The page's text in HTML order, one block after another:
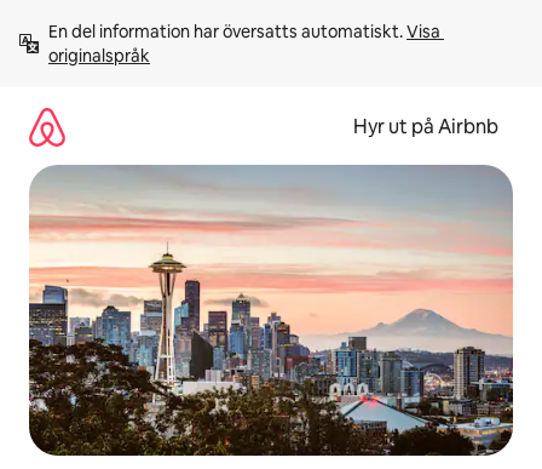
innehåll
En del information har översatts automatiskt. Visa
originalspråk
Hyr ut på Airbnb